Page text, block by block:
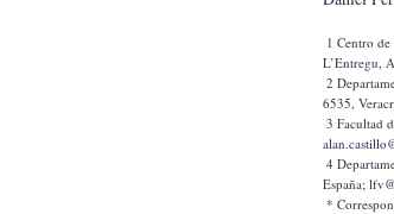
L’Entregu,
6535,
España;
*